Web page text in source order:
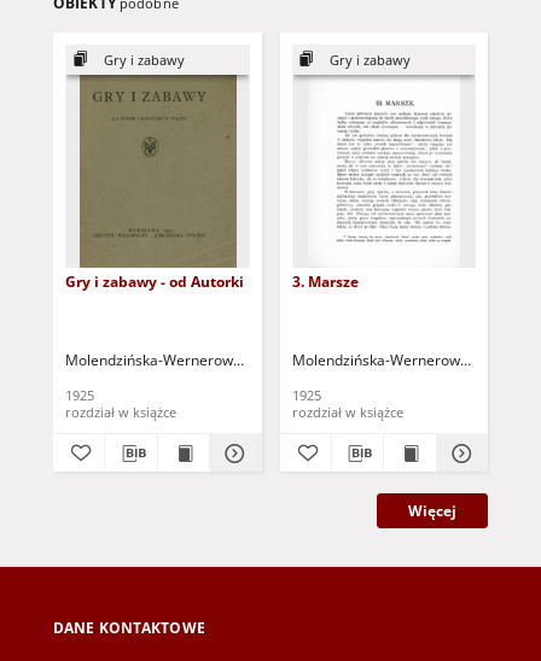
Gry i zabawy
Gry i zabawy - od Autorki
Molendzińska-Wernerowa, Lucyna
1925
rozdział w książce
Gry i zabawy
3. Marsze
Molendzińska-Wernerowa, Lucyna
1925
rozdział w książce
Więcej
DANE KONTAKTOWE